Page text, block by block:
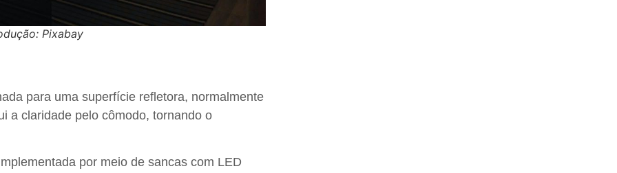
Pixabay
para uma superfície refletora, normalmente
a claridade pelo cômodo, tornando o
por meio de sancas com LED